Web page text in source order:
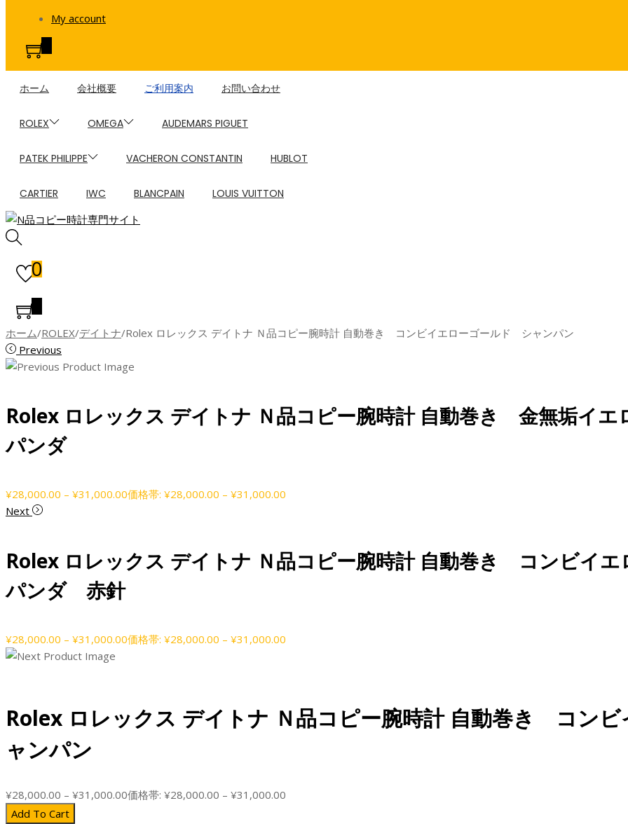
My account
0
ホーム 会社概要 ご利用案内 お問い合わせ
ROLEX OMEGA AUDEMARS PIGUET
PATEK PHILIPPE VACHERON CONSTANTIN HUBLOT
CARTIER IWC BLANCPAIN LOUIS VUITTON
0
0
ホーム/ROLEX/デイトナ/Rolex ロレックス デイトナ Ｎ品コピー腕時計 自動巻き コンビイエローゴールド シャンパン
Previous
Rolex ロレックス デイトナ Ｎ品コピー腕時計 自動巻き 金無垢イ
パンダ
¥28,000.00 – ¥31,000.00価格帯: ¥28,000.00 – ¥31,000.00
Next
Rolex ロレックス デイトナ Ｎ品コピー腕時計 自動巻き コンビイ
パンダ 赤針
¥28,000.00 – ¥31,000.00価格帯: ¥28,000.00 – ¥31,000.00
Rolex ロレックス デイトナ Ｎ品コピー腕時計 自動巻き コン
ャンパン
¥28,000.00 – ¥31,000.00価格帯: ¥28,000.00 – ¥31,000.00
Add To Cart